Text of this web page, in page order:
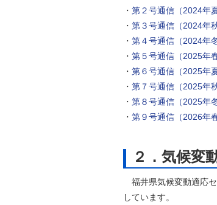
・ 第２号通信（2024年
・ 第３号通信（2024年
・ 第４号通信（2024年
・ 第５号通信（2025年
・ 第６号通信（2025年
・ 第７号通信（2025年
・ 第８号通信（2025年
・ 第９号通信（2026年
２．気候変
福井県気候変動適応
しています。